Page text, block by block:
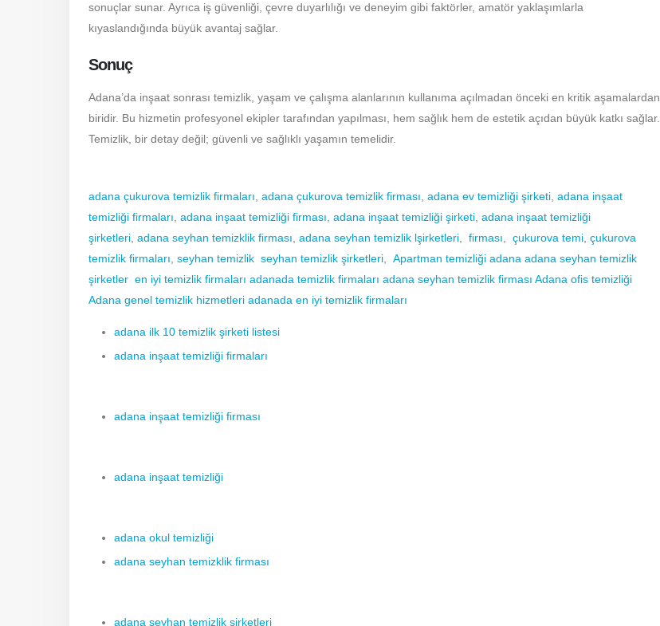
sonuçlar sunar. Ayrıca iş güvenliği, çevre duyarlılığı ve deneyim gibi faktörler, amatör yaklaşımlarla
kıyaslandığında büyük avantaj sağlar.
Sonuç
Adana’da inşaat sonrası temizlik, yaşam ve çalışma alanlarının kullanıma açılmadan önceki en kritik aşamalardan
biridir. Bu hizmetin profesyonel ekipler tarafından yapılması, hem sağlık hem de estetik açıdan büyük katkı sağlar.
Temizlik, bir detay değil; güvenli ve sağlıklı yaşamın temelidir.
adana çukurova temizlik firmaları, adana çukurova temizlik firması, adana ev temizliği şirketi, adana inşaat
temizliği firmaları, adana inşaat temizliği firması, adana inşaat temizliği şirketi, adana inşaat temizliği
şirketleri, adana seyhan temizklik firması, adana seyhan temizlik lşirketleri, firması, çukurova temi, çukurova
temizlik firmaları, seyhan temizlik seyhan temizlik şirketleri, Apartman temizliği adana adana seyhan temizlik
şirketler en iyi temizlik firmaları adanada temizlik firmaları adana seyhan temizlik firması Adana ofis temizliği
Adana genel temizlik hizmetleri adanada en iyi temizlik firmaları
adana ilk 10 temizlik şirketi listesi
adana inşaat temizliği firmaları
adana inşaat temizliği firması
adana inşaat temizliği
adana okul temizliği
adana seyhan temizklik firması
adana seyhan temizlik şirketleri